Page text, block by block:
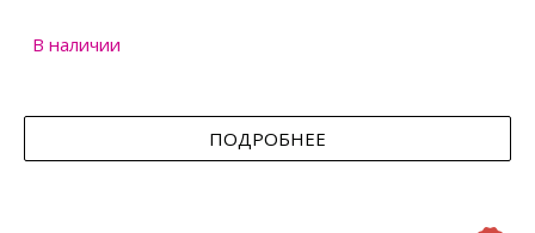
В наличии
ПОДРОБНЕЕ